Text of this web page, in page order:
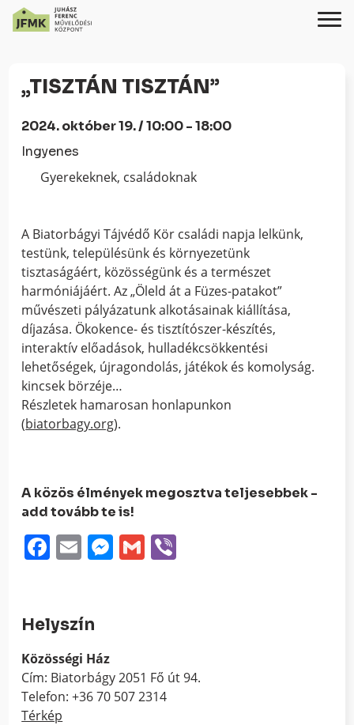
Content
navigációhoz„TISZTÁN TISZTÁN”
2024. október 19. / 10:00 - 18:00
Ingyenes
Gyerekeknek, családoknak
A Biatorbágyi Tájvédő Kör családi napja lelkünk,
testünk, településünk és környezetünk
tisztaságáért, közösségünk és a természet
harmóniájáért. Az „Öleld át a Füzes-patakot”
művészeti pályázatunk alkotásainak kiállítása,
díjazása. Ökokence- és tisztítószer-készítés,
interaktív előadások, hulladékcsökkentési
lehetőségek, újragondolás, játékok és komolyság.
kincsek börzéje…
Részletek hamarosan honlapunkon
(biatorbagy.org).
A közös élmények megosztva teljesebbek -
add tovább te is!
Facebook
EmailMessenger
Gmail
Helyszín
Közösségi Ház
Cím: Biatorbágy 2051 Fő út 94.
Telefon: +36 70 507 2314
Térkép